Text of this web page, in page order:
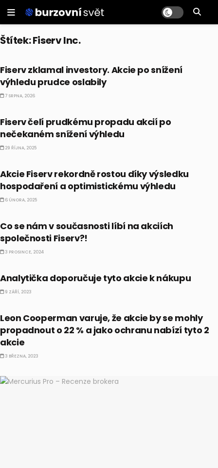
Štítek:Fiserv Inc.
Fiserv zklamal investory. Akcie po snížení
výhledu prudce oslabily
7 SRPNA, 2026
Fiserv čelí prudkému propadu akcií po
nečekaném snížení výhledu
29 ŘÍJNA, 2025
Akcie Fiserv rekordně rostou díky výsledku
hospodaření a optimistickému výhledu
6 ÚNORA, 2025
Co se nám v současnosti líbí na akciích
společnosti Fiserv?!
3 PROSINCE, 2024
Analytička doporučuje tyto akcie k nákupu
9 ZÁŘÍ, 2023
Leon Cooperman varuje, že akcie by se mohly
propadnout o 22 % a jako ochranu nabízí tyto 2
akcie
3 BŘEZNA, 2023